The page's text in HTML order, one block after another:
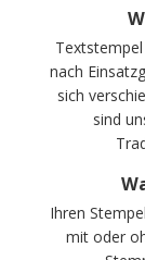
nach
sich
sind
Ihren
mit oder